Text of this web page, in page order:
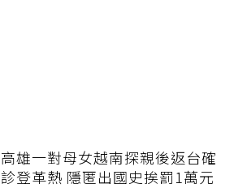
高雄一對母女越南探親後返台確
診登革熱 隱匿出國史挨罰1萬元